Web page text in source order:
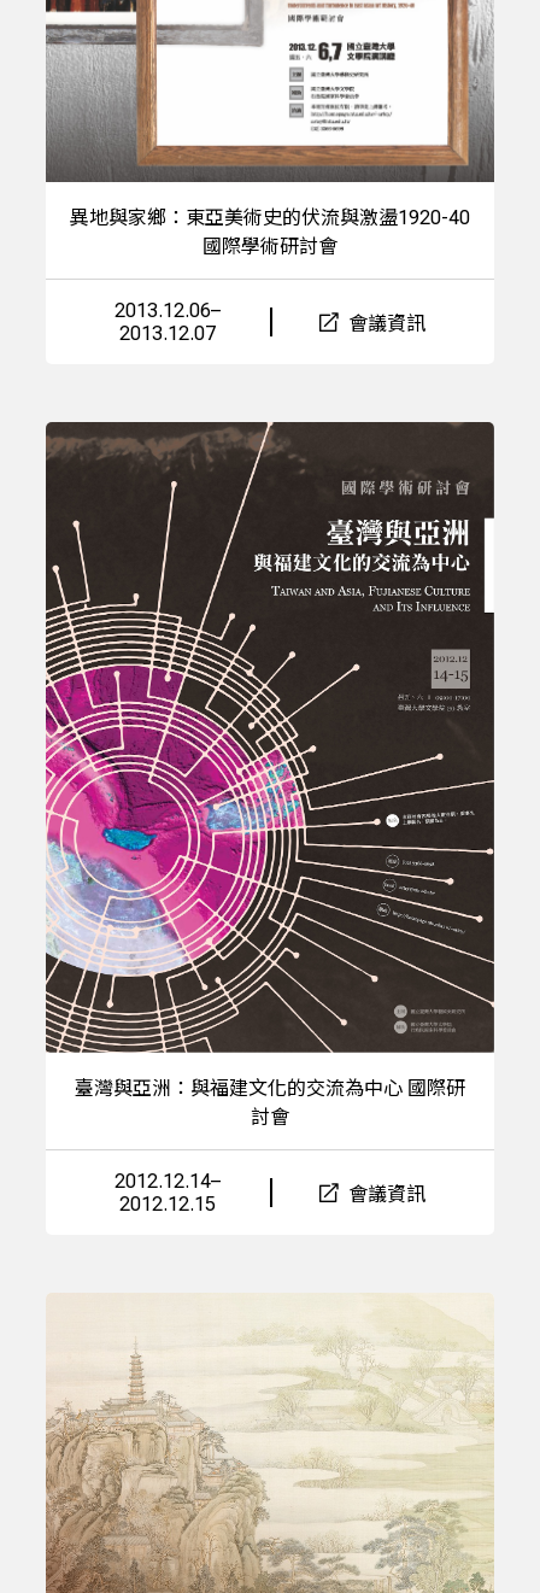
異地與家鄉：東亞美術史的伏流與激盪1920-40
國際學術研討會
2013.12.06–
2013.12.07
會議資訊
臺灣與亞洲：與福建文化的交流為中心 國際研
討會
2012.12.14–
2012.12.15
會議資訊